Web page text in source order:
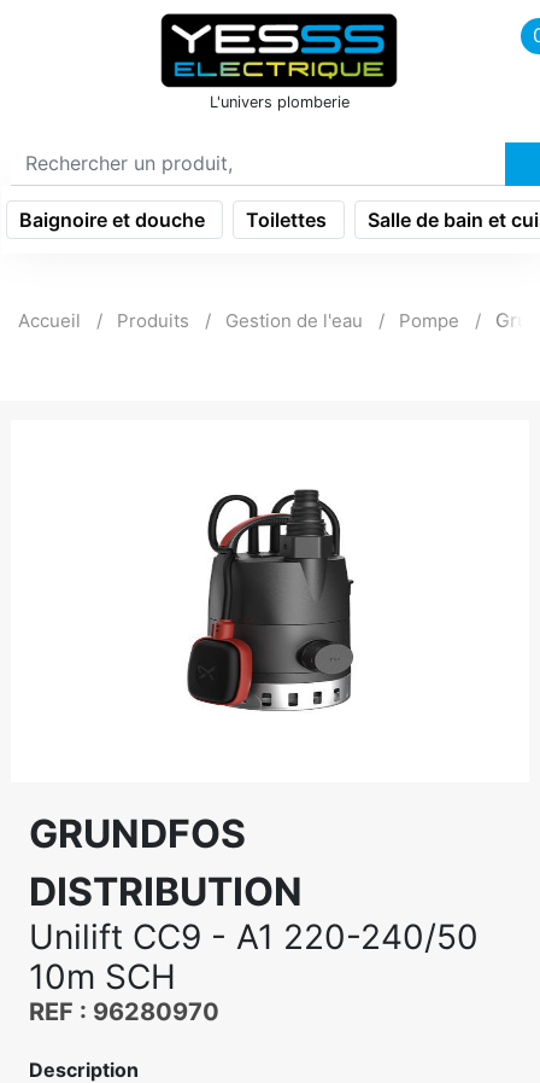
icon menu burger
L'univers plomberie
Baignoire et douche Toilettes Salle de bain et
Accueil Produits Gestion de l'eau Pompe
GRUNDFOS
DISTRIBUTION
Unilift CC9 - A1 220-240/50
10m SCH
REF : 96280970
Description